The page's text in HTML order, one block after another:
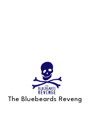
The Bluebeards Revenge